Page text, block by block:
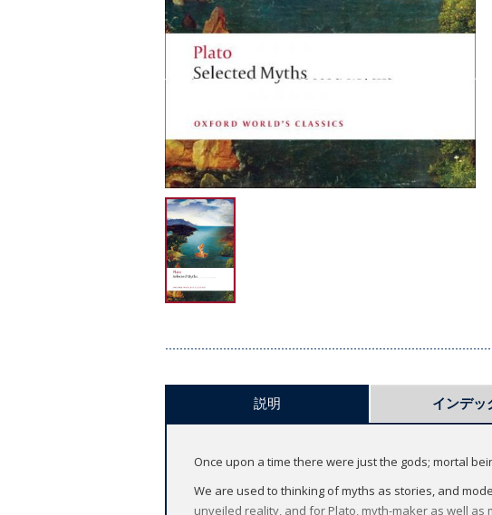
説明 インデッ
Once upon a time there were just the gods; mortal
We are used to thinking of myths as stories, and
unveiled reality, and for Plato, myth-maker as well